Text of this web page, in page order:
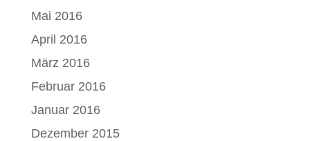
Mai 2016
April 2016
März 2016
Februar 2016
Januar 2016
Dezember 2015